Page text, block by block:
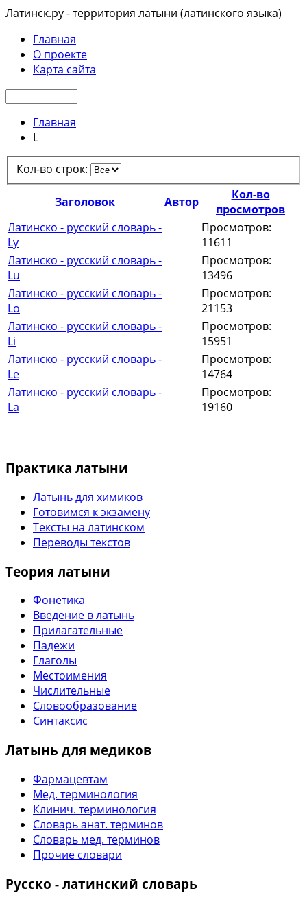
Латинск.ру - территория латыни (латинского языка)
Главная
О проекте
Карта сайта
Главная
L
Кол-во строк:
Заголовок Автор
Кол-во
просмотров
Латинско - русский словарь -
Ly
Просмотров:
11611
Латинско - русский словарь -
Lu
Просмотров:
13496
Латинско - русский словарь -
Lo
Просмотров:
21153
Латинско - русский словарь -
Li
Просмотров:
15951
Латинско - русский словарь -
Le
Просмотров:
14764
Латинско - русский словарь -
La
Просмотров:
19160
Практика латыни
Латынь для химиков
Готовимся к экзамену
Тексты на латинском
Переводы текстов
Теория латыни
Фонетика
Введение в латынь
Прилагательные
Падежи
Глаголы
Местоимения
Числительные
Словообразование
Синтаксис
Латынь для медиков
Фармацевтам
Мед. терминология
Клинич. терминология
Словарь анат. терминов
Словарь мед. терминов
Прочие словари
Русско - латинский словарь